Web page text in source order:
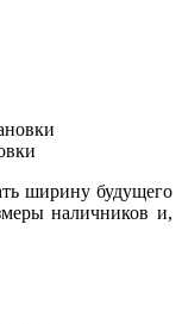
ширину будущего
наличников и,